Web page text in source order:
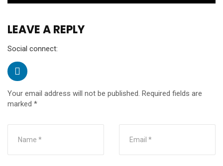
LEAVE A REPLY
Social connect:
Your email address will not be published. Required fields are
marked *